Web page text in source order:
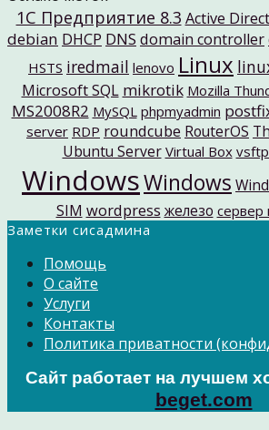
1C Предприятие 8.3 Active
debian DHCP DNS domain controller
HSTS iredmail lenovo Linux
Microsoft SQL mikrotik Mozilla
MS2008R2 MySQL phpmyadmin
server RDP roundcube RouterOS
Ubuntu Server Virtual Box
WindowsWindows
SIM wordpress железо сервер
Заметки сисадмина
Помощь
О сайте
Услуги
Контакты
Политика приватности
Сайт работает на лучшем
beget.com